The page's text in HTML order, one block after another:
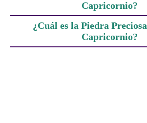
Capricornio?
¿Cuál es la Piedra
Capricornio?